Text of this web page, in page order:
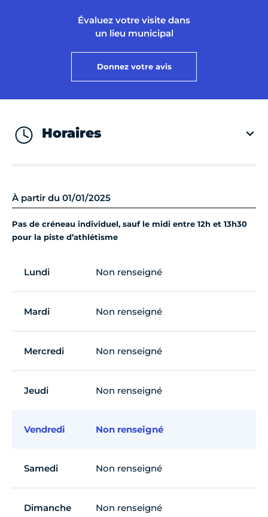
Évaluez votre visite dans
un lieu municipal
Donnez votre avis
Horaires
À partir du 01/01/2025
Pas de créneau individuel, sauf le midi entre 12h et 13h30
pour la piste d’athlétisme
Lundi Non renseigné
Mardi Non renseigné
Mercredi Non renseigné
Jeudi Non renseigné
Vendredi Non renseigné
Samedi Non renseigné
Dimanche Non renseigné